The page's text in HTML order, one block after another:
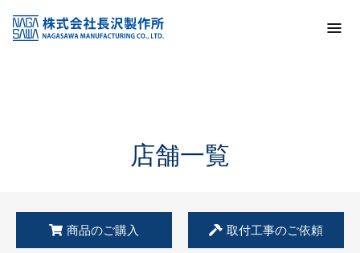
KSS加盟店・取扱店情報
店舗一覧
店舗一覧
商品のご購入 取付工事のご依頼